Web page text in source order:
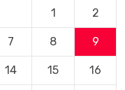
1 2
7 8 9
14 15 16